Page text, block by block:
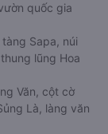
quốc gia
Sapa, núi
lũng Hoa
Văn, cột cờ
Là, làng văn